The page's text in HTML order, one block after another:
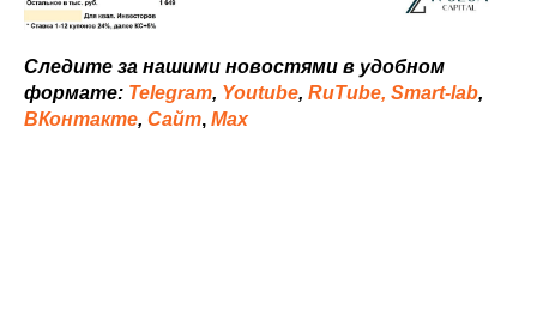
Следите за нашими новостями в удобном
формате: Telegram, Youtube, RuTube, Smart-lab,
ВКонтакте, Сайт, Мах